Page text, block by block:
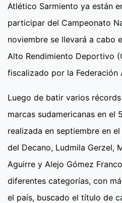
Atlético Sarmiento ya están
participar del Campeonato
noviembre se llevará a cabo
Alto Rendimiento Deportivo
fiscalizado por la Federación
Luego de batir varios
marcas sudamericanas en el
realizada en septiembre en
del Decano, Ludmila Gerzel,
Aguirre y Alejo Gómez
diferentes categorías, con
el país, buscado el título de